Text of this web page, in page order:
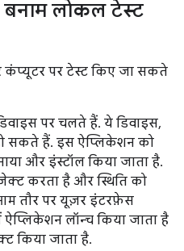
बनाम लोकल टेस्ट
कंप्यूटर पर टेस्ट किए जा सकते
पर चलते हैं. ये डिवाइस,
सकते हैं. इस ऐप्लिकेशन को
और इंस्टॉल किया जाता है.
करता है और स्थिति को
तौर पर यूज़र इंटरफ़ेस
लॉन्च किया जाता है
किया जाता है.